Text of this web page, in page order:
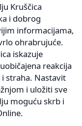
Kruščica
i dobrog
informacijama,
ohrabrujuće.
iskazuje
reakcija
straha. Nastavit
i uložiti sve
moguću skrb i